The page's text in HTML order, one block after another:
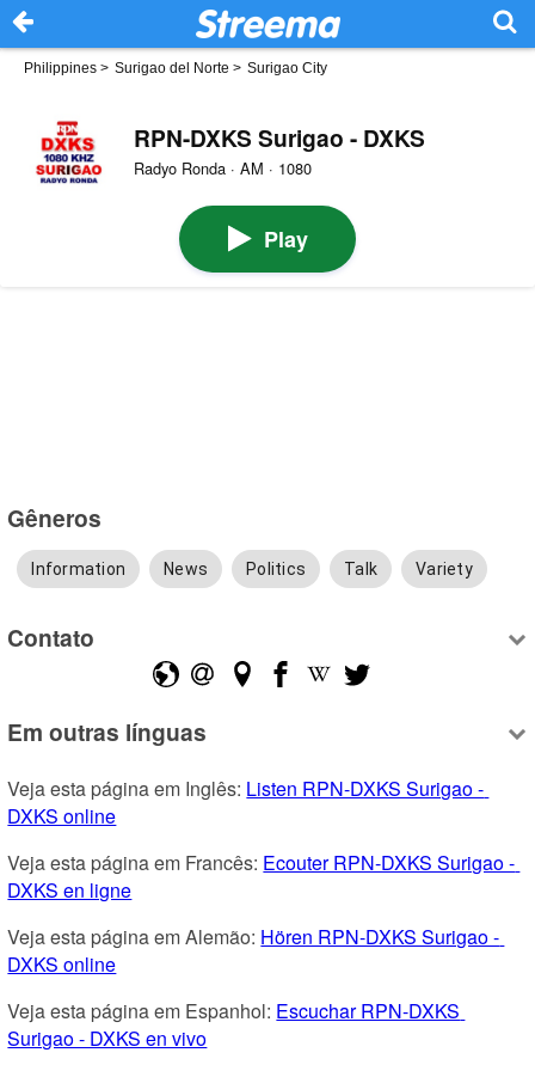
Philippines > Surigao del Norte > Surigao City
RPN-DXKS Surigao - DXKS
Radyo Ronda · AM · 1080
Play
Gêneros
Information News Politics Talk Variety
Contato
Em outras línguas
Veja esta página em Inglês: Listen RPN-DXKS Surigao -
DXKS online
Veja esta página em Francês: Ecouter RPN-DXKS Surigao -
DXKS en ligne
Veja esta página em Alemão: Hören RPN-DXKS Surigao -
DXKS online
Veja esta página em Espanhol: Escuchar RPN-DXKS
Surigao - DXKS en vivo